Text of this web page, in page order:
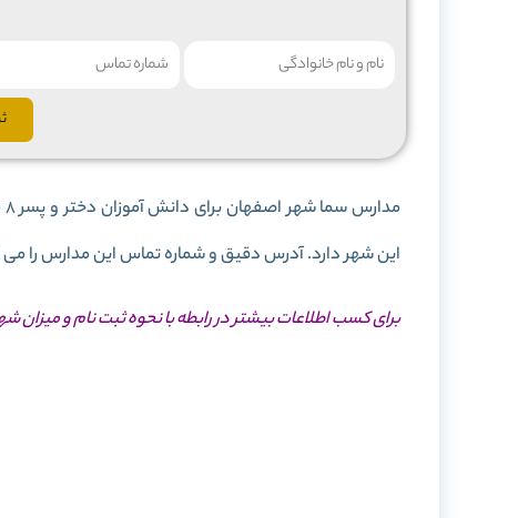
این شهر دارد. آدرس دقیق و شماره تماس این مدارس را می
برای کسب اطلاعات بیشتر در رابطه با نحوه ثبت نام و میزان